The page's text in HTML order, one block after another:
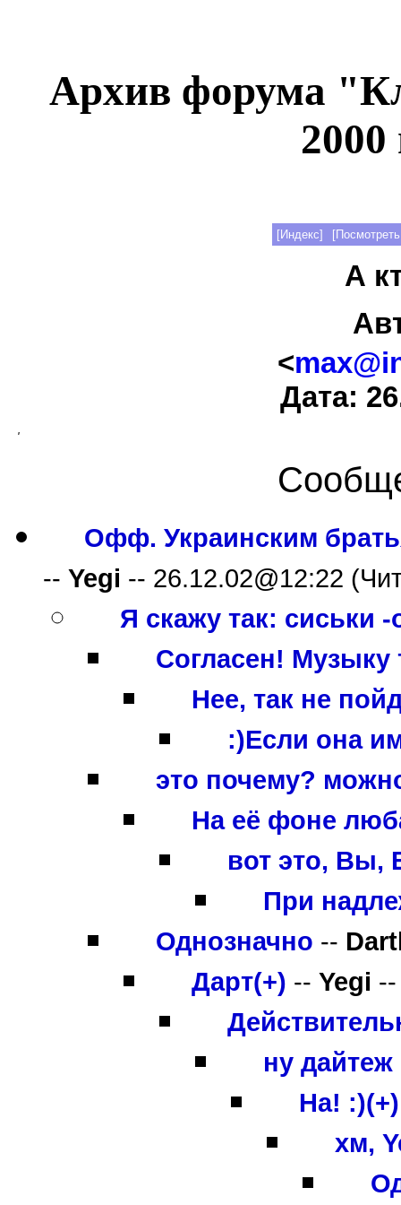
Архив форума
2000
[Индекс]
А
<
Дата:
'
Офф. Украинским
-- Yegi -- 26.12.02@12:22
Я скажу так: сиськи
Согласен! Музыку
Нее, так не
:)Если она
это почему?
На её фоне
вот это, Вы,
При
Однозначно --
Дарт(+) -- Yegi
ну
На! :)(+)
хм,